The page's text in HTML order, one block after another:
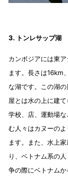
3. トンレサップ湖
カンボジアには東
ます。長さは16km
な湖です。この湖
屋とは水の上に建
学校、店、運動場
む人々はカヌーの
ます。また、水上
り、ベトナム系の
争の際にベトナムか